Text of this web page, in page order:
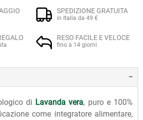
SPEDIZIONE GRATUITA
in Italia da 49 €
RESO FACILE E VELOCE
fino a 14 giorni
di Lavanda vera, puro e 100%
come integratore alimentare,